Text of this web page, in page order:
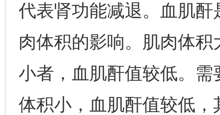
代表肾功能减退。血肌
肉体积的影响。肌肉体
小者，血肌酐值较低。
体积小，血肌酐值较低